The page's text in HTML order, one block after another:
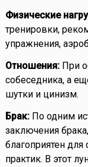
Физические
тренировки,
упражнения,
Отношения:При
собеседника, а
шутки и цинизм.
Брак:По одним
заключения
благоприятен для
практик. В этот